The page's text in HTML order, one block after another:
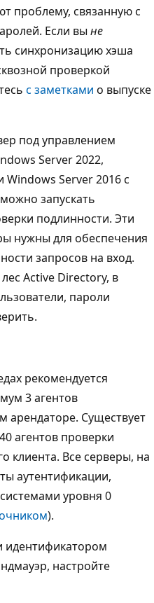
проблему, связанную с
Если вы не
синхронизацию хэша
проверкой
с заметками о выпуске
под управлением
Server 2022,
Windows Server 2016 с
запускать
подлинности. Эти
нужны для обеспечения
запросов на вход.
Active Directory, в
пароли
рекомендуется
3 агентов
арендаторе. Существует
агентов проверки
клиента. Все серверы, на
аутентификации,
уровня 0
).
идентификатором
настройте